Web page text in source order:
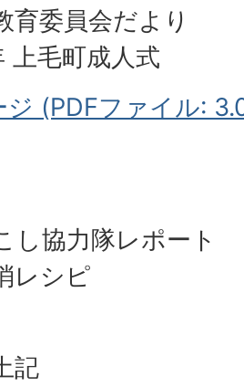
育委員会だより
上毛町成人式
ジ (PDFファイル:
し協力隊レポート
レシピ
記